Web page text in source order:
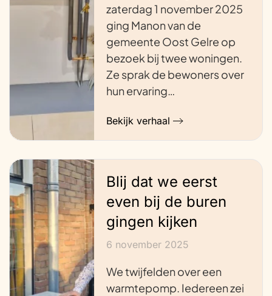
zaterdag 1 november 2025
ging Manon van de
gemeente Oost Gelre op
bezoek bij twee woningen.
Ze sprak de bewoners over
hun ervaring…
Bekijk verhaal
Blij dat we eerst
even bij de buren
gingen kijken
6 november 2025
We twijfelden over een
warmtepomp. Iedereen zei